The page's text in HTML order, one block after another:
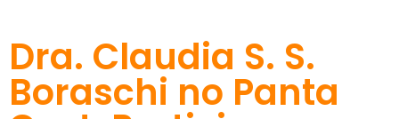
Dra. Claudia S. S.
Boraschi no Panta